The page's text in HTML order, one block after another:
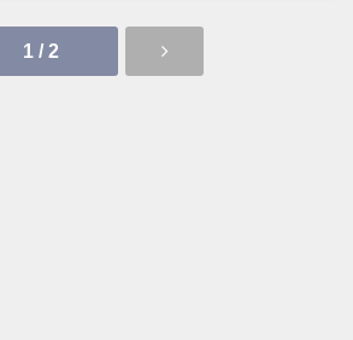
1 / 2